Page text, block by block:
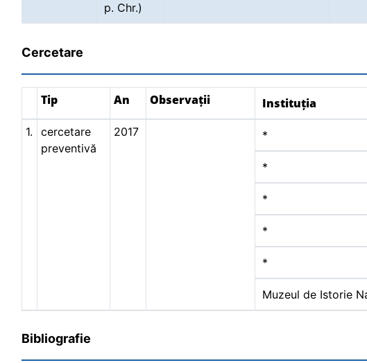
p. Chr.)
Cercetare
Tip An Observații Instituția
1.
cercetare
preventivă
2017 *
*
*
*
*
Muzeul de Istorie
Bibliografie